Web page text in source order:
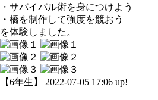
・サバイバル術を身につけよう
・橋を制作して強度を競おう
を体験しました。
【6年生】 2022-07-05 17:06 up!